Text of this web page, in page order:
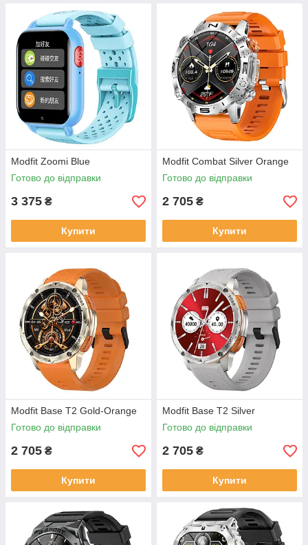
Modfit Zoomi Blue
Готово до відправки
3 375 ₴
Купити
Modfit Combat Silver Orange
Готово до відправки
2 705 ₴
Купити
Modfit Base T2 Gold-Orange
Готово до відправки
2 705 ₴
Купити
Modfit Base T2 Silver
Готово до відправки
2 705 ₴
Купити